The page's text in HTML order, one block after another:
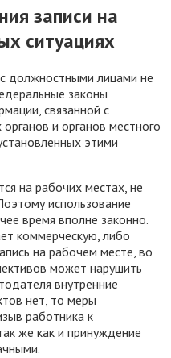
записи на
ситуациях
должностными лицами не
законы
связанной с
и органов местного
этими
на рабочих местах, не
использование
время вполне законно.
коммерческую, либо
на рабочем месте, во
может нарушить
внутренние
нет, то меры
работника к
же как и принуждение